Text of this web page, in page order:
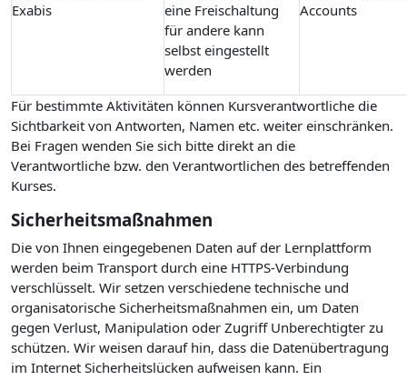
Exabis
eine Freischaltung
für andere kann
selbst eingestellt
werden
Accounts
Für bestimmte Aktivitäten können Kursverantwortliche die
Sichtbarkeit von Antworten, Namen etc. weiter einschränken.
Bei Fragen wenden Sie sich bitte direkt an die
Verantwortliche bzw. den Verantwortlichen des betreffenden
Kurses.
Sicherheitsmaßnahmen
Die von Ihnen eingegebenen Daten auf der Lernplattform
werden beim Transport durch eine HTTPS-Verbindung
verschlüsselt. Wir setzen verschiedene technische und
organisatorische Sicherheitsmaßnahmen ein, um Daten
gegen Verlust, Manipulation oder Zugriff Unberechtigter zu
schützen. Wir weisen darauf hin, dass die Datenübertragung
im Internet Sicherheitslücken aufweisen kann. Ein